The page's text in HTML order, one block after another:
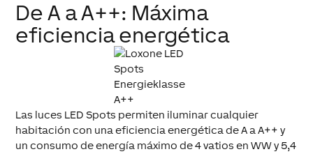
De A a A++: Máxima
eficiencia energética
Las luces LED Spots permiten iluminar cualquier
habitación con una eficiencia energética de A a A++ y
un consumo de energía máximo de 4 vatios en WW y 5,4